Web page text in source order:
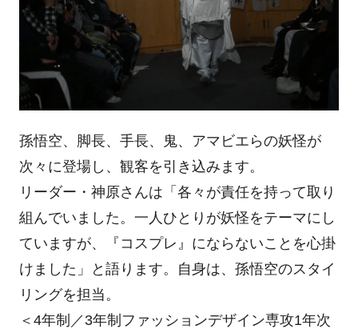
孫悟空、脚長、手長、鬼、アマビエらの妖怪が
次々に登場し、観客を引き込みます。
リーダー・神原さんは「各々が責任を持って取り
組んでいました。一人ひとりが妖怪をテーマにし
ていますが、『コスプレ』にならないことを心掛
けました」と語ります。自身は、孫悟空のスタイ
リングを担当。
＜4年制／3年制ファッションデザイン専攻1年次